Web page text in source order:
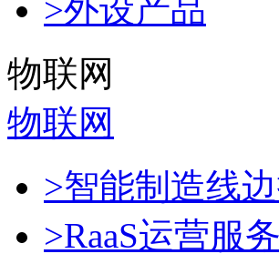
>外设产品
物联网
物联网
>智能制造线
>RaaS运营服